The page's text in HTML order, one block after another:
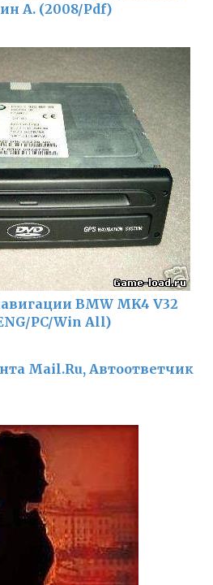
А. (2008/Pdf)
BMW MK4 V32
PC/Win All)
Mail.Ru, Автоответчик